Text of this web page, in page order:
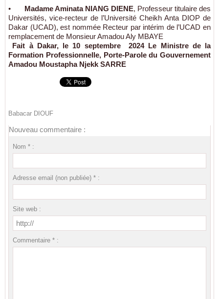
• Madame Aminata NIANG DIENE, Professeur titulaire des
Universités, vice-recteur de l’Université Cheikh Anta DIOP de
Dakar (UCAD), est nommée Recteur par intérim de l’UCAD en
remplacement de Monsieur Amadou Aly MBAYE
Fait à Dakar, le 10 septembre 2024 Le Ministre de la
Formation Professionnelle, Porte-Parole du Gouvernement
Amadou Moustapha Njekk SARRE
Babacar DIOUF
Nouveau commentaire :
Nom * :
Adresse email (non publiée) * :
Site web :
Commentaire * :